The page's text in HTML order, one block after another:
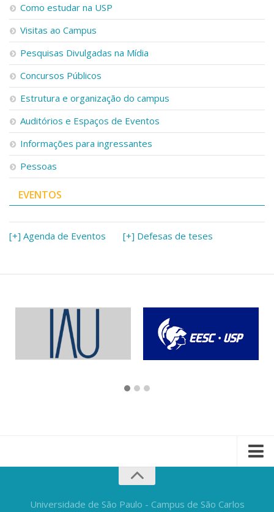
Como estudar na USP
Visitas ao Campus
Pesquisas Divulgadas na Mídia
Concursos Públicos
Estrutura e organização do campus
Auditórios e Espaços de Eventos
Informações para ingressantes
Pessoas
EVENTOS
[+] Agenda de Eventos [+] Defesas de teses
Universidade de São Paulo - Campus de São Carlos